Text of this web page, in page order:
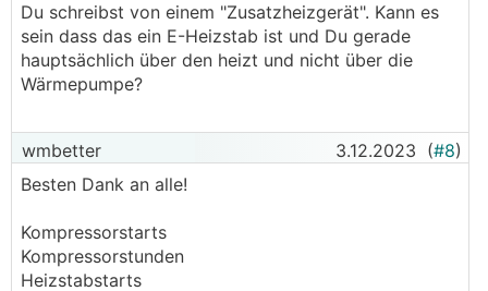
Du schreibst von einem "Zusatzheizgerät". Kann es
sein dass das ein E-Heizstab ist und Du gerade
hauptsächlich über den heizt und nicht über die
Wärmepumpe?
wmbetter 3.12.2023 (#8)
Besten Dank an alle!
Kompressorstarts
Kompressorstunden
Heizstabstarts